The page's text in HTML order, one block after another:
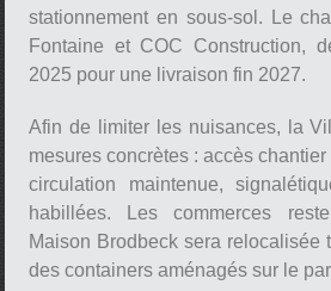
stationnement en sous-sol. Le
Fontaine et COC Construction,
2025 pour une livraison fin 2027.
Afin de limiter les nuisances, la
mesures concrètes : accès
circulation maintenue,
habillées. Les commerces
Maison Brodbeck sera relocalisée
des containers aménagés sur le